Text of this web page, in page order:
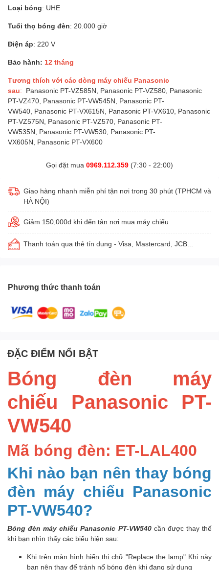
Loại bóng: UHE
Tuổi thọ bóng đèn: 20.000 giờ
Điện áp: 220 V
Bảo hành: 12 tháng
Tương thích với các dòng máy chiếu Panasonic
sau: Panasonic PT-VZ585N, Panasonic PT-VZ580, Panasonic
PT-VZ470, Panasonic PT-VW545N, Panasonic PT-
VW540, Panasonic PT-VX615N, Panasonic PT-VX610, Panasonic
PT-VZ575N, Panasonic PT-VZ570, Panasonic PT-
VW535N, Panasonic PT-VW530, Panasonic PT-
VX605N, Panasonic PT-VX600
Gọi đặt mua 0969.112.359 (7:30 - 22:00)
Giao hàng nhanh miễn phí tận nơi trong 30 phút (TPHCM và
HÀ NỘI)
Giảm 150,000đ khi đến tận nơi mua máy chiếu
Thanh toán qua thẻ tín dụng - Visa, Mastercard, JCB...
Phương thức thanh toán
ĐẶC ĐIỂM NỔI BẬT
Bóng đèn máy
chiếu Panasonic PT-
VW540
Mã bóng đèn: ET-LAL400
Khi nào bạn nên thay bóng
đèn máy chiếu Panasonic
PT-VW540?
Bóng đèn máy chiếu Panasonic PT-VW540 cần được thay thế
khi bạn nhìn thấy các biểu hiện sau:
Khi trên màn hình hiển thị chữ "Replace the lamp" Khi này
bạn nên thay để tránh nổ bóng đèn khi đang sử dụng